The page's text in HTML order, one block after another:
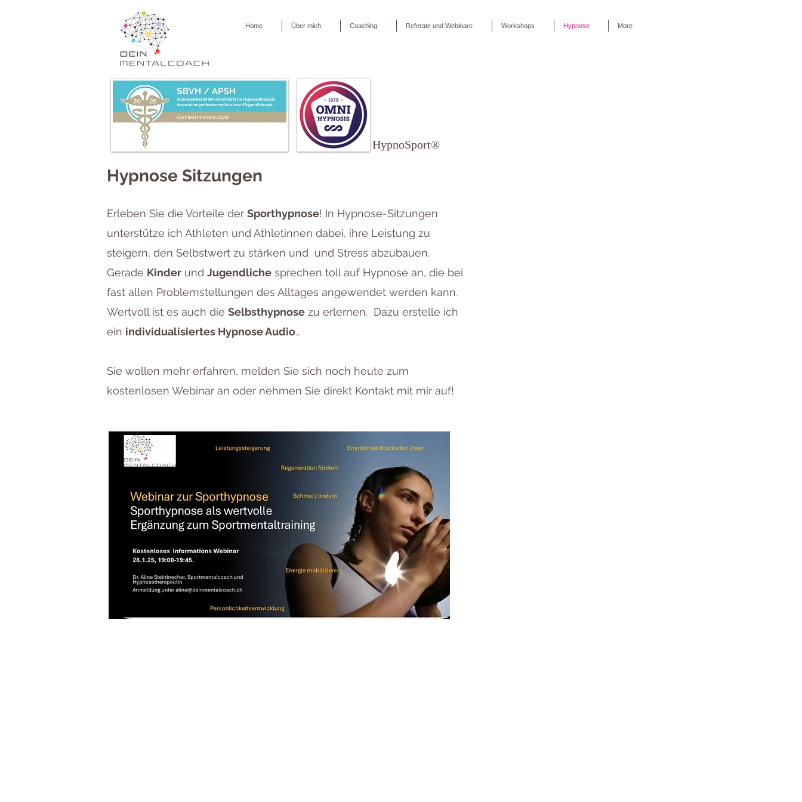
Home Über mich Coaching Referate und Webinare Workshops Hypnose More
HypnoSport®
Hypnose Sitzungen
Erleben Sie die Vorteile der Sporthypnose! In Hypnose-Sitzungen
unterstütze ich Athleten und Athletinnen dabei, ihre Leistung zu
steigern, den Selbstwert zu stärken und und Stress abzubauen.
Gerade Kinder und Jugendliche sprechen toll auf Hypnose an, die bei
fast allen Problemstellungen des Alltages angewendet werden kann.
Wertvoll ist es auch die Selbsthypnose zu erlernen. Dazu erstelle ich
ein individualisiertes Hypnose Audio.,
Sie wollen mehr erfahren, melden Sie sich noch heute zum
kostenlosen Webinar an oder nehmen Sie direkt Kontakt mit mir auf!